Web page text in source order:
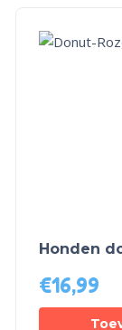
Honden
€16,99